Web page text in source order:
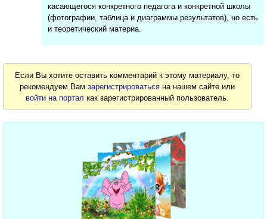
касающегося конкретного педагога и конкретной школы
(фотографии, таблица и диаграммы результатов), но есть
и теоретический материа.
Если Вы хотите оставить комментарий к этому материалу, то
рекомендуем Вамзарегистрироваться на нашем сайте или
войти на портал как зарегистрированный пользователь.